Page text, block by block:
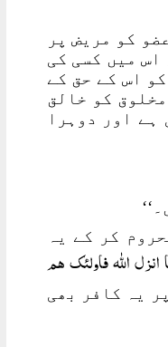
کو مریض پر
اس میں کسی کی
اس کے حق کے
کو خالق
اور دوہرا
کر کے یہ
اللہ فاولئک ھم
پر یہ کافر بھی